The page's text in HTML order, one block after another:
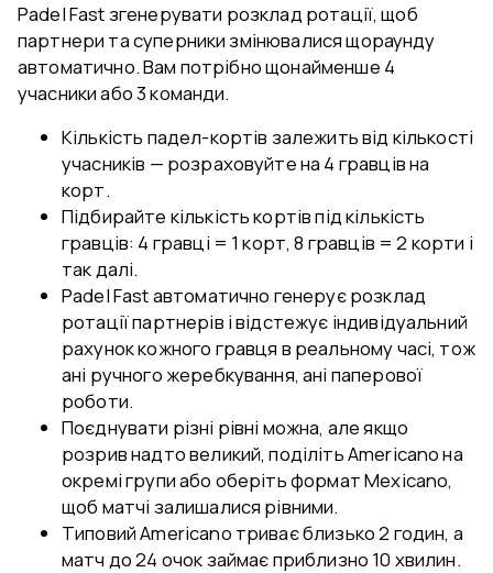
Padel Fast згенерувати розклад ротації, щоб
партнери та суперники змінювалися щораунду
автоматично. Вам потрібно щонайменше 4
учасники або 3 команди.
Кількість падел-кортів залежить від кількості
учасників — розраховуйте на 4 гравців на
корт.
Підбирайте кількість кортів під кількість
гравців: 4 гравці = 1 корт, 8 гравців = 2 корти і
так далі.
Padel Fast автоматично генерує розклад
ротації партнерів і відстежує індивідуальний
рахунок кожного гравця в реальному часі, тож
ані ручного жеребкування, ані паперової
роботи.
Поєднувати різні рівні можна, але якщо
розрив надто великий, поділіть Americano на
окремі групи або оберіть формат Mexicano,
щоб матчі залишалися рівними.
Типовий Americano триває близько 2 годин, а
матч до 24 очок займає приблизно 10 хвилин.